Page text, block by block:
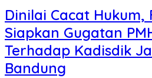
Dinilai Cacat Hukum,
Siapkan Gugatan
Terhadap Kadisdik
Bandung